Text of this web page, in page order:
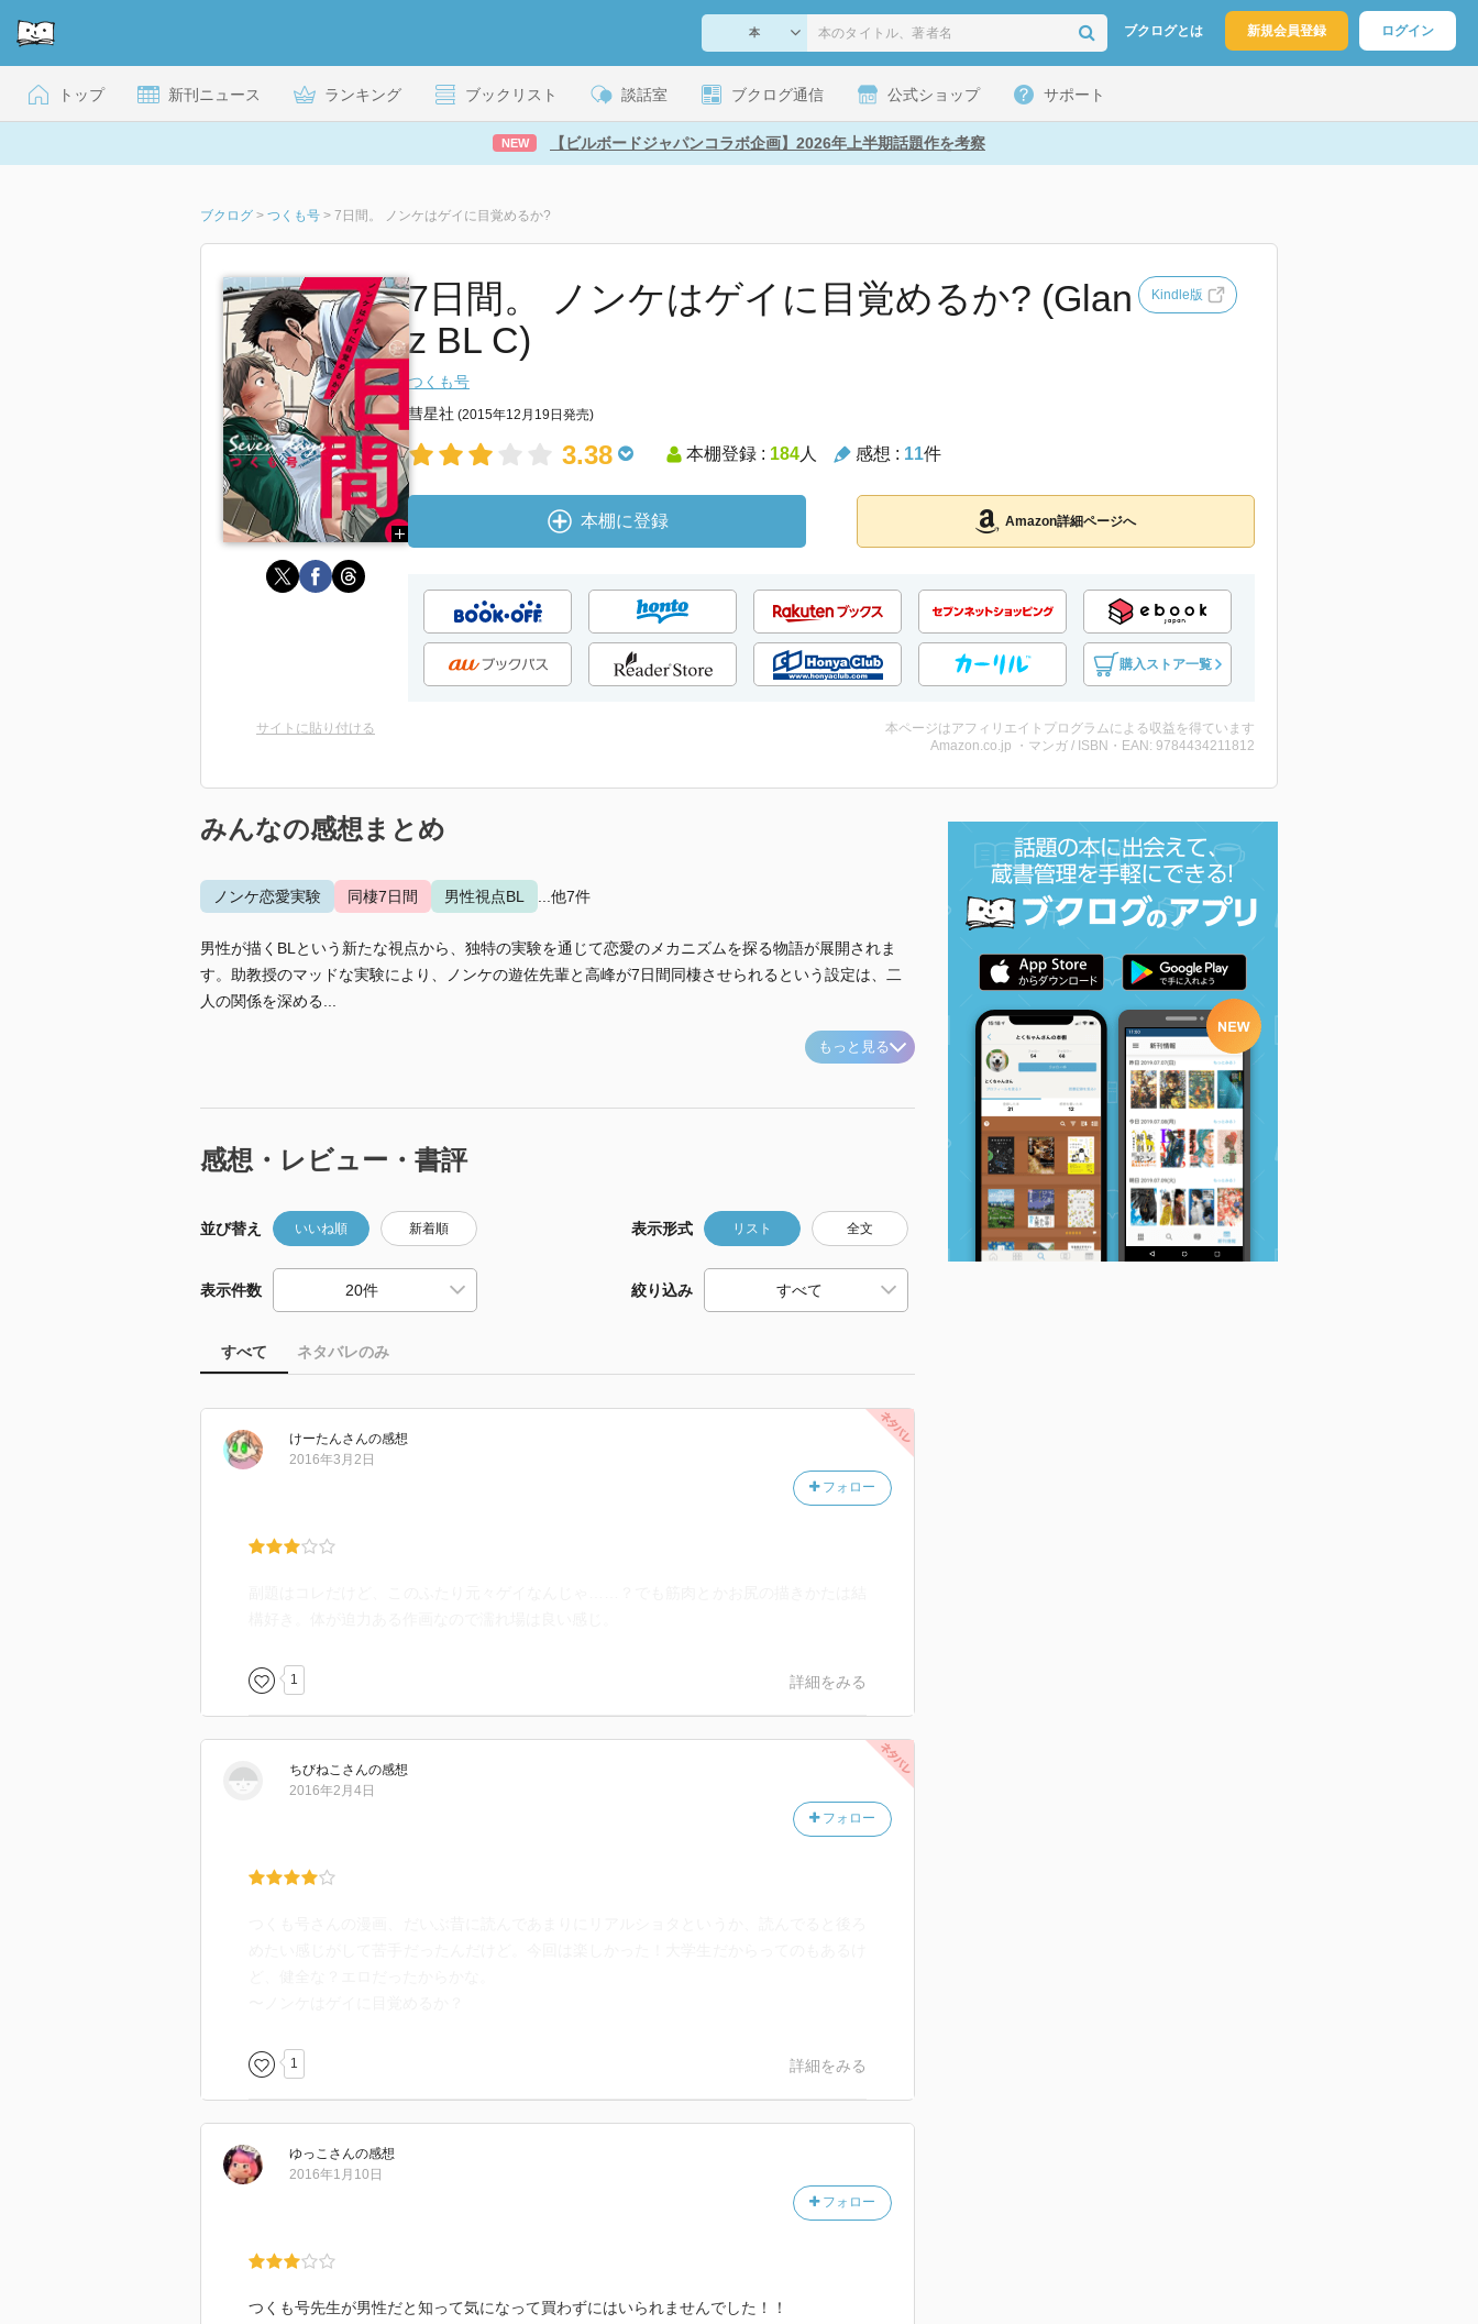
ブクログとは 新規会員登録 ログイン
トップ 新刊ニュース ランキング ブックリスト 談話室 ブクログ通信 公式ショップ サポート
NEW 【ビルボードジャパンコラボ企画】2026年上半期話題作を考察
ブクログ > つくも号 > 7日間。 ノンケはゲイに目覚めるか?
7日間。 ノンケはゲイに目覚めるか? (Glan
z BL C)
Kindle版
つくも号
彗星社 (2015年12月19日発売)
3.38 本棚登録 : 184人 感想 : 11件
本棚に登録 Amazon詳細ページへ
購入ストア一覧
サイトに貼り付ける
本ページはアフィリエイトプログラムによる収益を得ています
Amazon.co.jp ・マンガ / ISBN・EAN: 9784434211812
みんなの感想まとめ
ノンケ恋愛実験 同棲7日間 男性視点BL ...他7件
男性が描くBLという新たな視点から、独特の実験を通じて恋愛のメカニズムを探る物語が展開されま
す。助教授のマッドな実験により、ノンケの遊佐先輩と高峰が7日間同棲させられるという設定は、二
人の関係を深める...
もっと見る
感想・レビュー・書評
並び替え いいね順 新着順 表示形式 リスト 全文
表示件数 絞り込み
すべて ネタバレのみ
けーたんさんの感想
フォロー
2016年3月2日
1 詳細をみる
ちびねこ さんの感想
フォロー
2016年2月4日
1 詳細をみる
ゆっこ さんの感想
フォロー
2016年1月10日
つくも号先生が男性だと知って気になって買わずにはいられませんでした！！